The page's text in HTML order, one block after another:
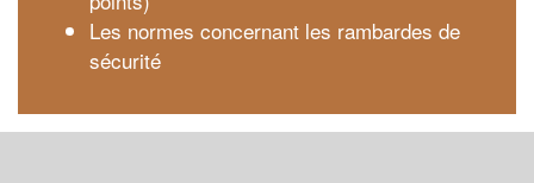
Les normes concernant les rambardes de
sécurité